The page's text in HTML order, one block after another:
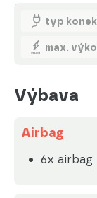
Nabíjení
typ
max.
Výbava
Airbag
6x airbag